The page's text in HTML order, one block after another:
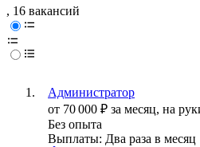
, 16 вакансий
Администратор
от 70 000 ₽ за месяц, на
Без опыта
Выплаты: Два раза в месяц